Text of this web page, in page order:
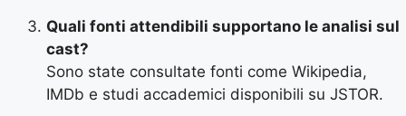
Quali fonti attendibili supportano le analisi sul
cast?
Sono state consultate fonti come Wikipedia,
IMDb e studi accademici disponibili su JSTOR.